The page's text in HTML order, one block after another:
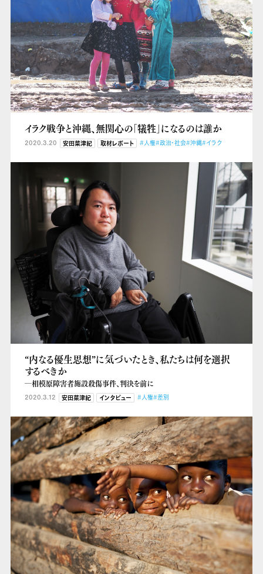
イラク戦争と沖縄、無関心の「犠牲」になるのは誰か
2020.3.20 安田菜津紀 取材レポート #人権#政治・社会#沖縄#イラク
“内なる優生思想”に気づいたとき、私たちは何を選択
するべきか
―相模原障害者施設殺傷事件、判決を前に
2020.3.12 安田菜津紀 インタビュー #人権#差別